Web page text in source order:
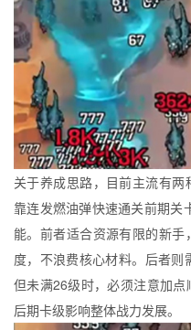
关于养成思路，目前主流有
靠连发燃油弹快速通关前期关
能。前者适合资源有限的新
度，不浪费核心材料。后者
但未满26级时，必须注意加
后期卡级影响整体战力发展。